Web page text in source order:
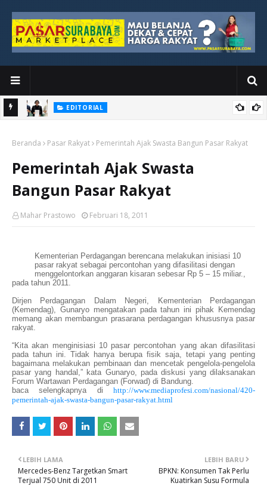
EDITORIAL
Beranda Pasar Rakyat Pemerintah Ajak Swasta Bangun Pasar Rakyat
Pemerintah Ajak Swasta
Bangun Pasar Rakyat
Mahar Prastowo Februari 18, 2011
Kementerian Perdagangan berencana melakukan inisiasi 10
pasar rakyat sebagai percontohan yang difasilitasi dengan
menggelontorkan anggaran kisaran sebesar Rp 5 – 15 miliar.,
pada tahun 2011.
Dirjen Perdagangan Dalam Negeri, Kementerian Perdagangan
(Kemendag), Gunaryo mengatakan pada tahun ini pihak Kemendag
memang akan membangun prasarana perdagangan khususnya pasar
rakyat.
“Kita akan menginisiasi 10 pasar percontohan yang akan difasilitasi
pada tahun ini. Tidak hanya berupa fisik saja, tetapi yang penting
bagaimana melakukan pembinaan dan mencetak pengelola-pengelola
pasar yang handal,” kata Gunaryo, pada diskusi yang dilaksanakan
Forum Wartawan Perdagangan (Forwad) di Bandung.
baca selengkapnya di http://www.mediaprofesi.com/nasional/420-
pemerintah-ajak-swasta-bangun-pasar-rakyat.html
LEBIH BARU
BPKN: Konsumen Tak Perlu
Kuatirkan Susu Formula
LEBIH LAMA
Mercedes-Benz Targetkan Smart
Terjual 750 Unit di 2011